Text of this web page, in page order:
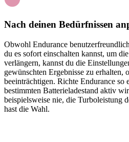
Nach deinen Bedürfnissen
Obwohl Endurance
du es sofort einschalten kannst, um
verlängern, kannst du die
gewünschten Ergebnisse zu erhalten,
beeinträchtigen. Richte Endurance so
bestimmten Batterieladestand aktiv
beispielsweise nie, die Turboleistung
hast die Wahl.